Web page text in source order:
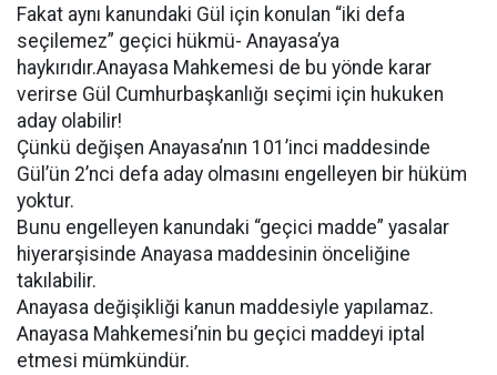
Fakat aynı kanundaki Gül için konulan “iki defa
seçilemez” geçici hükmü- Anayasa’ya
haykırıdır.Anayasa Mahkemesi de bu yönde karar
verirse Gül Cumhurbaşkanlığı seçimi için hukuken
aday olabilir!
Çünkü değişen Anayasa’nın 101’inci maddesinde
Gül’ün 2’nci defa aday olmasını engelleyen bir hüküm
yoktur.
Bunu engelleyen kanundaki “geçici madde” yasalar
hiyerarşisinde Anayasa maddesinin önceliğine
takılabilir.
Anayasa değişikliği kanun maddesiyle yapılamaz.
Anayasa Mahkemesi’nin bu geçici maddeyi iptal
etmesi mümkündür.